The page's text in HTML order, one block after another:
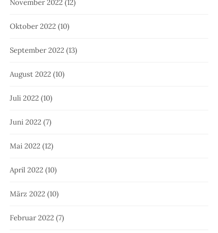
November 2022 (12)
Oktober 2022 (10)
September 2022 (13)
August 2022 (10)
Juli 2022 (10)
Juni 2022 (7)
Mai 2022 (12)
April 2022 (10)
März 2022 (10)
Februar 2022 (7)